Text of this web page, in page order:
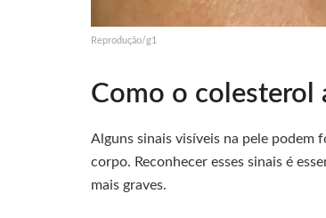
Reprodução/g1
Como o colesterol
Alguns sinais visíveis na pele
corpo. Reconhecer esses sinais é
mais graves.